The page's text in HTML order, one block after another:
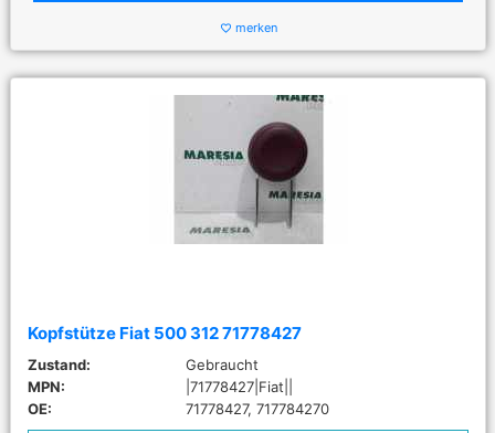
favorite_border merken
Kopfstütze Fiat 500 312 71778427
Zustand:
Gebraucht
MPN:
|71778427|Fiat||
OE:
71778427, 717784270